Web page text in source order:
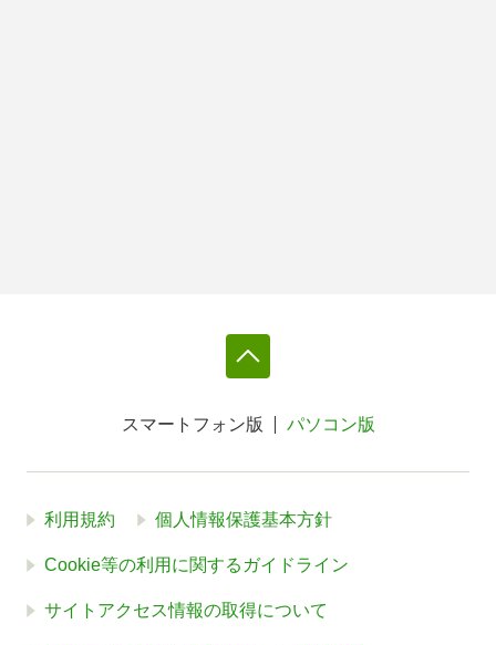
スマートフォン版 パソコン版
利用規約 個人情報保護基本方針
Cookie等の利用に関するガイドライン
サイトアクセス情報の取得について